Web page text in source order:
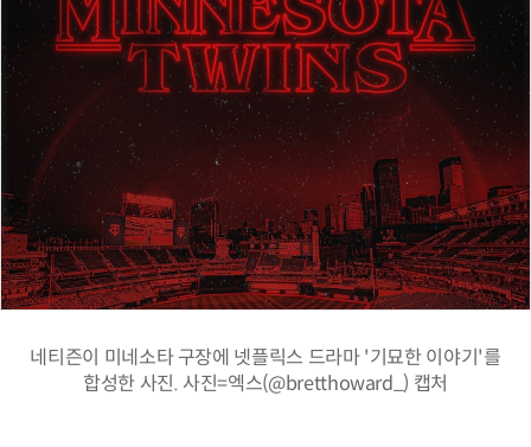
네티즌이 미네소타 구장에 넷플릭스 드라마 '기묘한 이야기'를
합성한 사진. 사진=엑스(@bretthoward_) 캡처